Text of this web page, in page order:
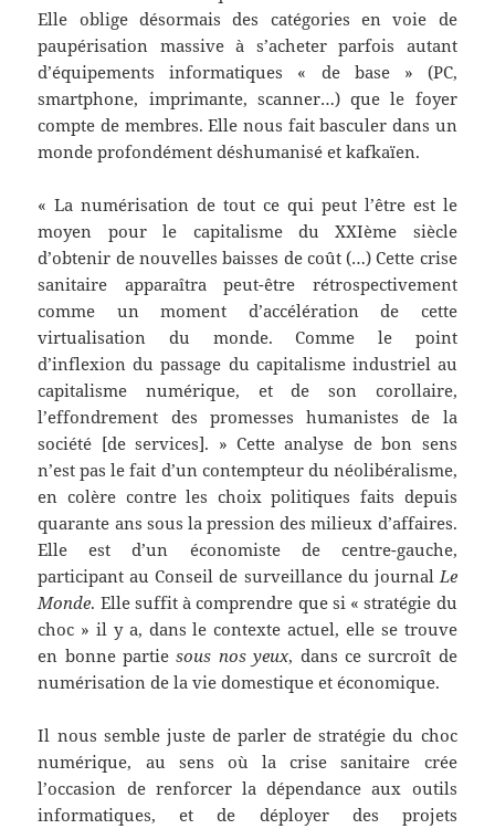
Elle oblige désormais des catégories en voie de
paupérisation massive à s’acheter parfois autant
d’équipements informatiques « de base » (PC,
smartphone, imprimante, scanner…) que le foyer
compte de membres. Elle nous fait basculer dans un
monde profondément déshumanisé et kafkaïen.
« La numérisation de tout ce qui peut l’être est le
moyen pour le capitalisme du XXIème siècle
d’obtenir de nouvelles baisses de coût (…) Cette crise
sanitaire apparaîtra peut-être rétrospectivement
comme un moment d’accélération de cette
virtualisation du monde. Comme le point
d’inflexion du passage du capitalisme industriel au
capitalisme numérique, et de son corollaire,
l’effondrement des promesses humanistes de la
société [de services]. » Cette analyse de bon sens
n’est pas le fait d’un contempteur du néolibéralisme,
en colère contre les choix politiques faits depuis
quarante ans sous la pression des milieux d’affaires.
Elle est d’un économiste de centre-gauche,
participant au Conseil de surveillance du journalLe
Monde. Elle suffit à comprendre que si « stratégie du
choc » il y a, dans le contexte actuel, elle se trouve
en bonne partiesous nos yeux, dans ce surcroît de
numérisation de la vie domestique et économique.
Il nous semble juste de parler de stratégie du choc
numérique, au sens où la crise sanitaire crée
l’occasion de renforcer la dépendance aux outils
informatiques, et de déployer des projets